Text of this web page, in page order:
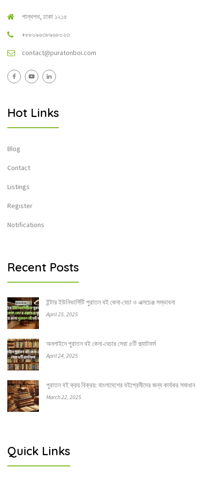
পান্থপথ, ঢাকা ১২১৫
+৮৮০৯৬৩৮৯৬৮০২৩
contact@puratonboi.com
Hot Links
Blog
Contact
Listings
Register
Notifications
Recent Posts
ইন্টার ইউনিভার্সিটি পুরাতন বই কেনা-বেচা ও এক্সচেঞ্জ সম্ভাবনা
April 25, 2025
অনলাইনে পুরাতন বই কেনা-বেচার সেরা ৫টি প্ল্যাটফর্ম
April 24, 2025
পুরাতন বই ক্রয় বিক্রয়: বাংলাদেশের বইপ্রেমীদের জন্য কার্যকর সমাধান
March 22, 2025
Quick Links